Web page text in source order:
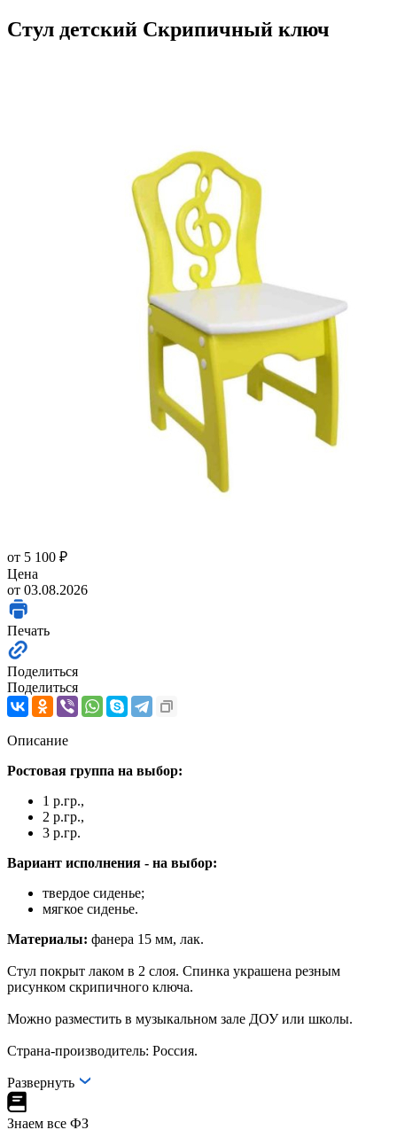
Стул детский Скрипичный ключ
от 5 100 ₽
Цена
от 03.08.2026
Печать
Поделиться
Поделиться
Описание
Ростовая группа на выбор:
1 р.гр.,
2 р.гр.,
3 р.гр.
Вариант исполнения - на выбор:
твердое сиденье;
мягкое сиденье.
Материалы: фанера 15 мм, лак.
Стул покрыт лаком в 2 слоя. Спинка украшена резным
рисунком скрипичного ключа.
Можно разместить в музыкальном зале ДОУ или школы.
Страна-производитель: Россия.
Развернуть
Знаем все ФЗ